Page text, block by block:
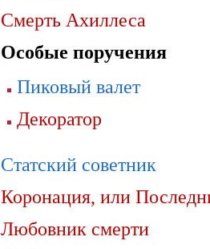
Смерть Ахиллеса
Особые поручения
Пиковый валет
Декоратор
Статский советник
Коронация, или
Любовник смерти